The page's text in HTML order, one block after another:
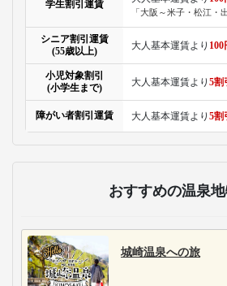
学生割引運賃
「大阪～米子・松江・
シニア割引運賃
(55歳以上)
大人基本運賃より 100
小児対象割引
(小学生まで)
大人基本運賃より 5割
障がい者割引運賃 大人基本運賃より 5割
おすすめの温泉
城崎温泉への旅